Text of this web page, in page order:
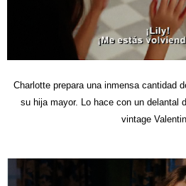
Charlotte prepara una inmensa cantidad
su hija mayor. Lo hace con un delantal
vintage